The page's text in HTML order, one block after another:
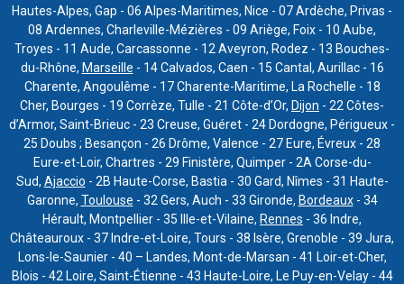
Hautes-Alpes, Gap - 06 Alpes-Maritimes, Nice - 07 Ardèche, Privas -
08 Ardennes, Charleville-Mézières - 09 Ariège, Foix - 10 Aube,
Troyes - 11 Aude, Carcassonne - 12 Aveyron, Rodez - 13 Bouches-
du-Rhône, Marseille - 14 Calvados, Caen - 15 Cantal, Aurillac - 16
Charente, Angoulême - 17 Charente-Maritime, La Rochelle - 18
Cher, Bourges - 19 Corrèze, Tulle - 21 Côte-d’Or, Dijon - 22 Côtes-
d’Armor, Saint-Brieuc - 23 Creuse, Guéret - 24 Dordogne, Périgueux -
25 Doubs ; Besançon - 26 Drôme, Valence - 27 Eure, Évreux - 28
Eure-et-Loir, Chartres - 29 Finistère, Quimper - 2A Corse-du-
Sud, Ajaccio - 2B Haute-Corse, Bastia - 30 Gard, Nîmes - 31 Haute-
Garonne, Toulouse - 32 Gers, Auch - 33 Gironde, Bordeaux- 34
Hérault, Montpellier - 35 Ille-et-Vilaine, Rennes - 36 Indre,
Châteauroux - 37 Indre-et-Loire, Tours - 38 Isère, Grenoble - 39 Jura,
Lons-le-Saunier - 40 – Landes, Mont-de-Marsan - 41 Loir-et-Cher,
Blois - 42 Loire, Saint-Étienne - 43 Haute-Loire, Le Puy-en-Velay - 44